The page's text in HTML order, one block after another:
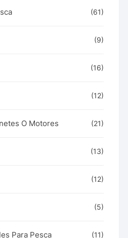
(61)
(9)
(16)
(12)
O Motores (21)
(13)
(12)
(5)
Para Pesca (11)